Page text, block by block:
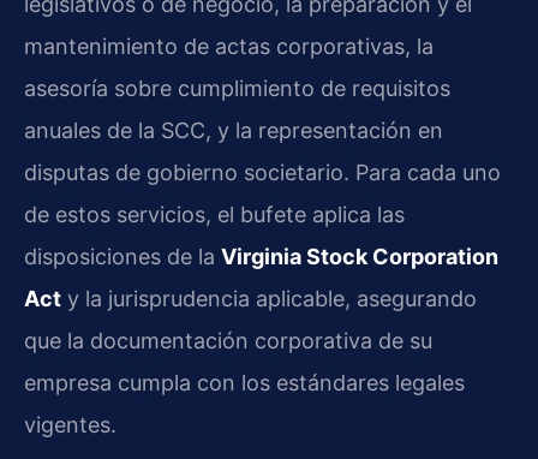
mantenimiento de actas corporativas, la
asesoría sobre cumplimiento de requisitos
anuales de la SCC, y la representación en
disputas de gobierno societario. Para cada uno
de estos servicios, el bufete aplica las
disposiciones de la Virginia Stock Corporation
Act y la jurisprudencia aplicable, asegurando
que la documentación corporativa de su
empresa cumpla con los estándares legales
vigentes.